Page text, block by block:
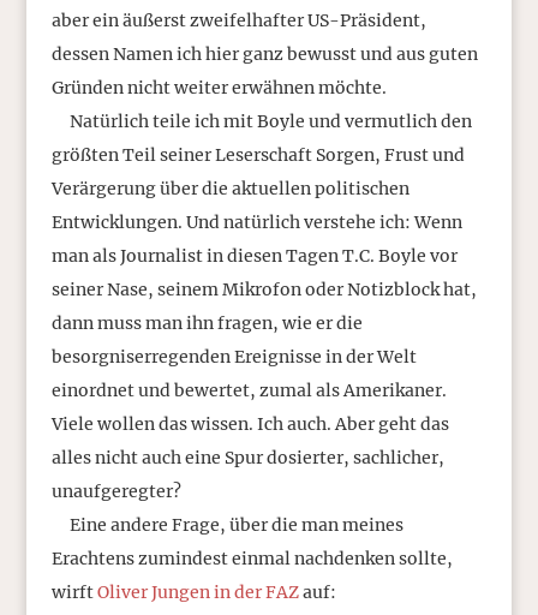
aber ein äußerst zweifelhafter US-Präsident,
dessen Namen ich hier ganz bewusst und aus guten
Gründen nicht weiter erwähnen möchte.
Natürlich teile ich mit Boyle und vermutlich den
größten Teil seiner Leserschaft Sorgen, Frust und
Verärgerung über die aktuellen politischen
Entwicklungen. Und natürlich verstehe ich: Wenn
man als Journalist in diesen Tagen T.C. Boyle vor
seiner Nase, seinem Mikrofon oder Notizblock hat,
dann muss man ihn fragen, wie er die
besorgniserregenden Ereignisse in der Welt
einordnet und bewertet, zumal als Amerikaner.
Viele wollen das wissen. Ich auch. Aber geht das
alles nicht auch eine Spur dosierter, sachlicher,
unaufgeregter?
Eine andere Frage, über die man meines
Erachtens zumindest einmal nachdenken sollte,
wirftOliver Jungen in der FAZauf: